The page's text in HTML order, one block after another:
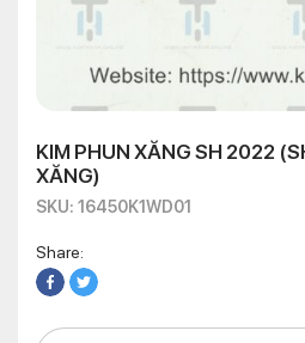
KIM PHUN XĂNG SH 2022
XĂNG)
SKU: 16450K1WD01
Share: